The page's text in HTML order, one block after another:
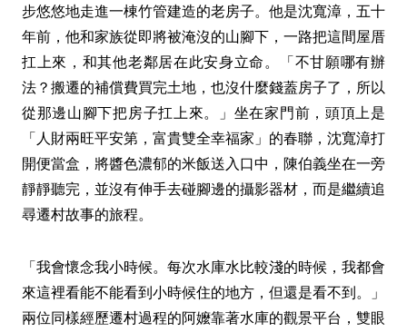
步悠悠地走進一棟竹管建造的老房子。他是沈寬漳，五十
年前，他和家族從即將被淹沒的山腳下，一路把這間屋厝
扛上來，和其他老鄰居在此安身立命。「不甘願哪有辦
法？搬遷的補償費買完土地，也沒什麼錢蓋房子了，所以
從那邊山腳下把房子扛上來。」坐在家門前，頭頂上是
「人財兩旺平安第，富貴雙全幸福家」的春聯，沈寬漳打
開便當盒，將醬色濃郁的米飯送入口中，陳伯義坐在一旁
靜靜聽完，並沒有伸手去碰腳邊的攝影器材，而是繼續追
尋遷村故事的旅程。
「我會懷念我小時候。每次水庫水比較淺的時候，我都會
來這裡看能不能看到小時候住的地方，但還是看不到。」
兩位同樣經歷遷村過程的阿嬤靠著水庫的觀景平台，雙眼